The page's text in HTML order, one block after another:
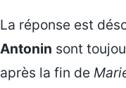
La réponse est
Antonin sont
après la fin de